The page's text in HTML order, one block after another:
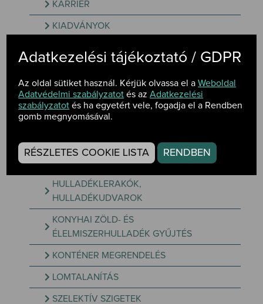
Adatkezelési tájékoztató / GDPR
Az oldal sütiket használ. Kérjük olvassa el aWeboldal
Adatvédelmi szabályzatot és azAdatkezelési
szabályzatot és ha egyetért vele, fogadja el a Rendben
gomb megnyomásával.
RÉSZLETES COOKIE LISTA RENDBEN
KARRIER
KIADVÁNYOK
HULLADÉKGYŰJTŐ VERSENY
GYAKRAN ISMÉTELT KÉRDÉSEK
SZOLGÁLTATÁSSAL ELLÁTOTT
TELEPÜLÉSEK
HULLADÉKLERAKÓK,
HULLADÉKUDVAROK
KONYHAI ZÖLD- ÉS
ÉLELMISZERHULLADÉK GYŰJTÉS
KONTÉNER MEGRENDELÉS
LOMTALANÍTÁS
SZELEKTÍV SZIGETEK